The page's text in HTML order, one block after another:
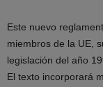
Este nuevo
miembros de la UE,
legislación del año
El texto incorporará